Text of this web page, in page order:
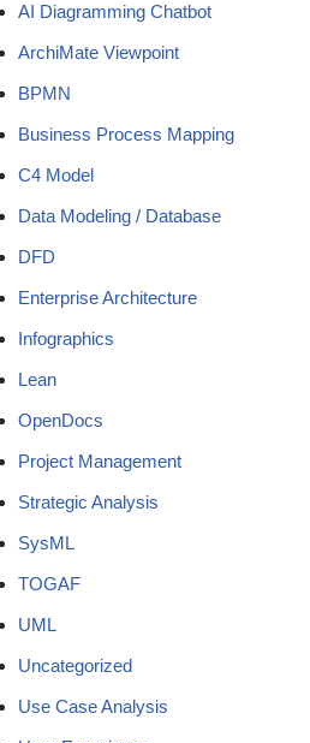
AI Diagramming Chatbot
ArchiMate Viewpoint
BPMN
Business Process Mapping
C4 Model
Data Modeling / Database
DFD
Enterprise Architecture
Infographics
Lean
OpenDocs
Project Management
Strategic Analysis
SysML
TOGAF
UML
Uncategorized
Use Case Analysis